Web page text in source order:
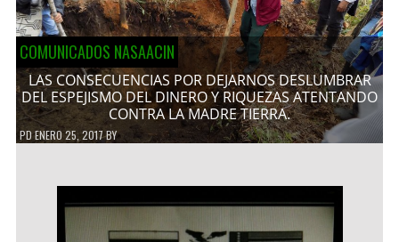
COMUNICADOS NASAACIN
LAS CONSECUENCIAS POR DEJARNOS DESLUMBRAR
DEL ESPEJISMO DEL DINERO Y RIQUEZAS ATENTANDO
CONTRA LA MADRE TIERRA.
PDENERO 25, 2017BY